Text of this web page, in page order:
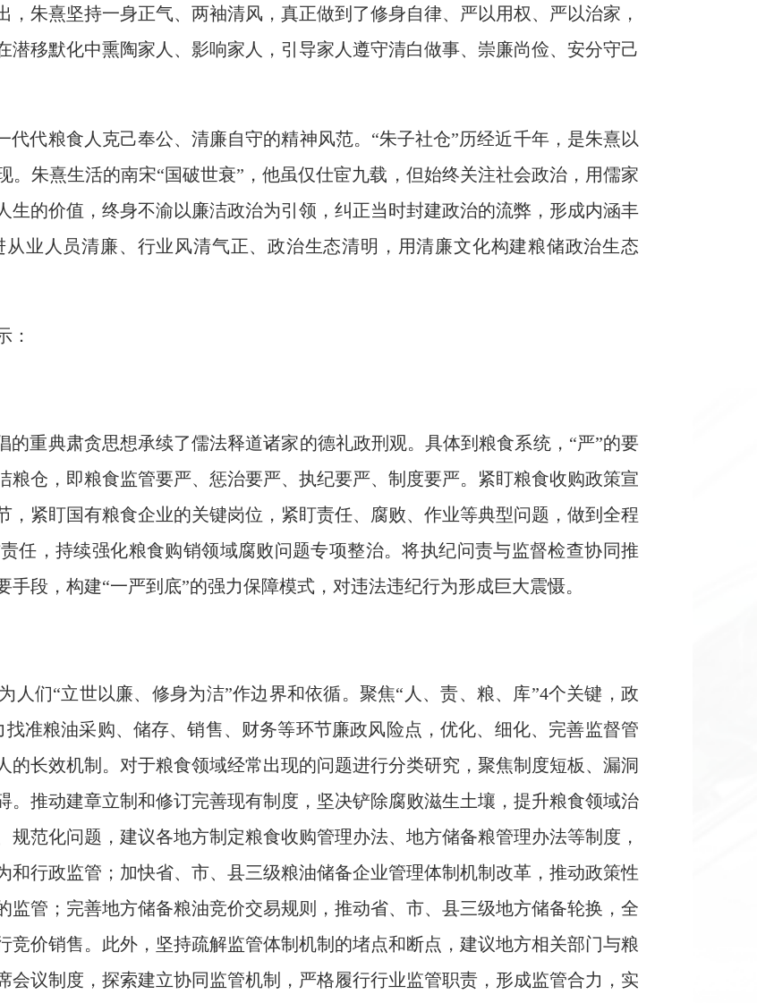
，朱熹坚持一身正气、两袖清风，真正做到了修身自律、严以用权、严以治家，
潜移默化中熏陶家人、影响家人，引导家人遵守清白做事、崇廉尚俭、安分守己
代代粮食人克己奉公、清廉自守的精神风范。“朱子社仓”历经近千年，是朱熹以
。朱熹生活的南宋“国破世衰”，他虽仅仕宦九载，但始终关注社会政治，用儒家
生的价值，终身不渝以廉洁政治为引领，纠正当时封建政治的流弊，形成内涵丰
业人员清廉、行业 风清气正、政治生态清明，用清廉文化构建粮储政治生态
：
的重典肃贪思想承续了儒法释道诸家的德礼政刑观。具体到粮食系统，“严”的要
粮仓，即粮食监管要严、惩治要严、执纪要严、制度要严。紧盯粮食收购政策宣
，紧盯国有粮食企业的关键岗位，紧盯责任、腐败、作业等典型问题，做到全程
任，持续强化粮食购销领域腐败问题专项整治。将执纪问责与监督检查协同推
段，构建“一严到底”的强力保障模式，对违法违纪行为形成巨大震慑。
人们“立世以廉、修身为洁”作边界和依循。聚焦“人、责、粮、库”4个关键，政
准粮油采购、储存、销售、财务等环节廉政风险点，优化、细化、完善监督管
的长效机制。对于粮食领域经常出现的问题进行分类研究，聚焦制度短板、漏洞
。推动建章立制和修订完善现有制度，坚决铲除腐败滋生土壤，提升粮食领域治
范化问题，建议各地方制定粮食收购管理办法、地方储备粮管理办法等制度，
和行政监管；加快省、市、县三级粮油储备企业管理体制机制改革，推动政策性
监管；完善地方储备粮油竞价交易规则，推动省、市、县三级地方储备轮换，全
竞价销售。此外，坚持疏解监管体制机制的堵点和断点，建议地方相关部门与粮
会议制度，探索建立协同监管机制，严格履行行业监管职责，形成监管合力，实